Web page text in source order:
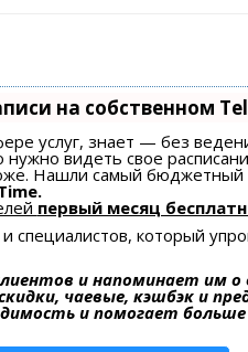
на собственном
услуг, знает — без
нужно видеть свое
Нашли самый
первый месяц
специалистов, который
и напоминает им о
чаевые, кэшбэк и
и помогает